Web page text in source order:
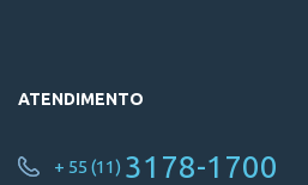
ATENDIMENTO
+ 55 (11) 3178-1700